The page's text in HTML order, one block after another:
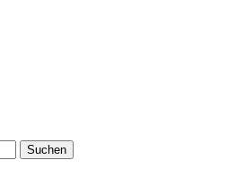
Suchen